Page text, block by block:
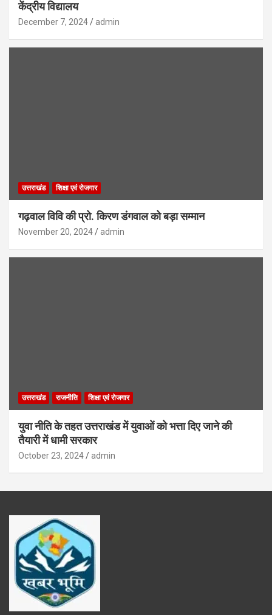
केंद्रीय विद्यालय
December 7, 2024 admin
उत्तराखंड शिक्षा एवं रोजगार
गढ़वाल विवि की प्रो. किरण डंगवाल को बड़ा सम्मान
November 20, 2024 admin
उत्तराखंड राजनीति शिक्षा एवं रोजगार
युवा नीति के तहत उत्तराखंड में युवाओं को भत्ता दिए जाने की
तैयारी में धामी सरकार
October 23, 2024 admin